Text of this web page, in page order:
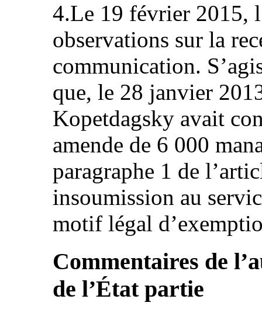
4.Le 19 février 2015,
observations sur la
communication.
que, le 28 janvier
Kopetdagsky avait
amende de 6 000
paragraphe 1 de
insoumission au
motif légal
Commentaires de
de l’État partie